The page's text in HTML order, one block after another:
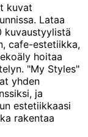
kuvat
Lataa
kuvaustyylistä
cafe-estetiikka,
hoitaa
"My Styles"
yhden
ja
estetiikkaasi
rakentaa